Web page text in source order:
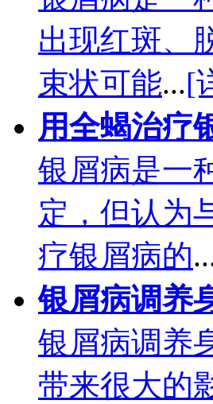
出现红斑、
束状可能...[
用全蝎治疗
银屑病是一
定，但认为
疗银屑病的
银屑病调养
银屑病调养
带来很大的